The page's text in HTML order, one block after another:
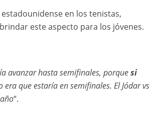
en los tenistas,
este aspecto para los jóvenes.
avanzar hasta semifinales, porquesi
era que estaría en semifinales. El Jódar vs
“.